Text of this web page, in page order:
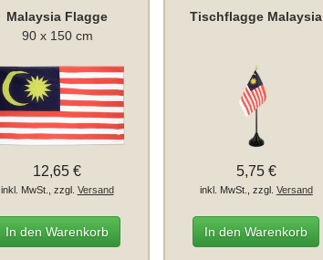
Malaysia Flagge
90 x 150 cm
12,65 €
inkl. MwSt., zzgl. Versand
In den Warenkorb
Tischflagge Malaysia
5,75 €
inkl. MwSt., zzgl. Versand
In den Warenkorb